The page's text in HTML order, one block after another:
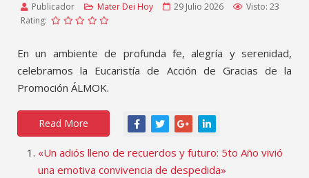
Publicador Mater Dei Hoy 29 Julio 2026
Visto: 23
Rating:
En un ambiente de profunda fe, alegría y serenidad,
celebramos la Eucaristía de Acción de Gracias de la
Promoción ÁLMOK.
Read More
«Un adiós lleno de recuerdos y futuro: 5to Año vivió
una emotiva convivencia de despedida»